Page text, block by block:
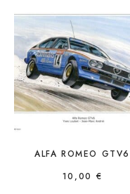
ALFA ROMEO GTV6
10,00 €